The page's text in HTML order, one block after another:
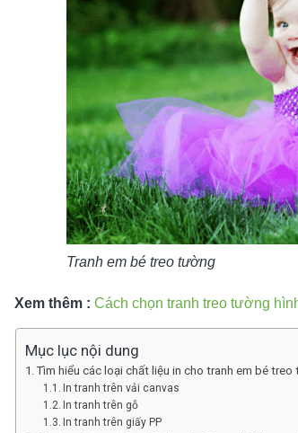
Tranh em bé treo tường
Xem thêm : Cách chọn tranh treo tường
Mục lục nội dung
Tìm hiểu các loại chất liệu in cho tranh em bé treo
In tranh trên vải canvas
In tranh trên gỗ
In tranh trên giấy PP